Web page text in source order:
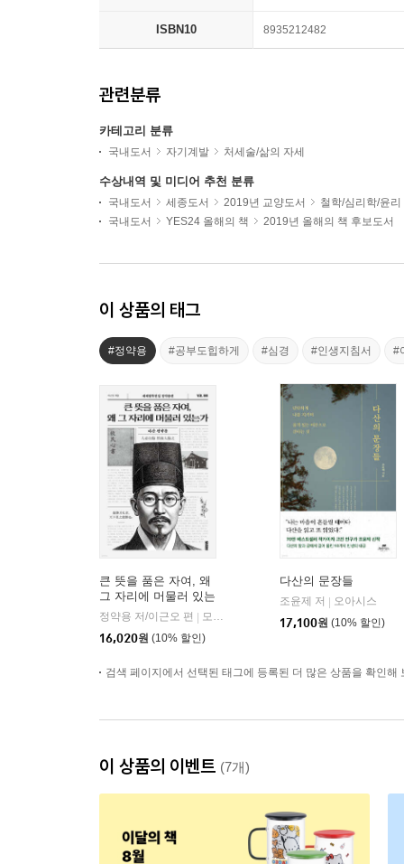
ISBN10 8935212482
관련분류
카테고리 분류
국내도서 자기계발 처세술/삶의 자세
수상내역 및 미디어 추천 분류
국내도서 세종도서 2019년 교양도서
철학/심리학/윤리
국내도서
YES24 올해의 책 2019년 올해의 책 후보도서
이 상품의 태그
#정약용 #공부도힙하게 #심경 #인생지침서 #
큰 뜻을 품은 자여, 왜
그 자리에 머물러 있는
가
정약용 저/이근오 편
모티브
16,020원 (10% 할인)
다산의 문장들
조윤제 저
오아시스
17,100원 (10% 할인)
검색 페이지에서 선택된 태그에 등록된 더 많은 상품을 확인해
이 상품의 이벤트 (7개)